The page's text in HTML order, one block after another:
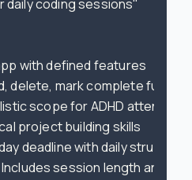
daily coding sessions"
with defined features
delete, mark complete
scope for ADHD attention
project building skills
deadline with daily structure